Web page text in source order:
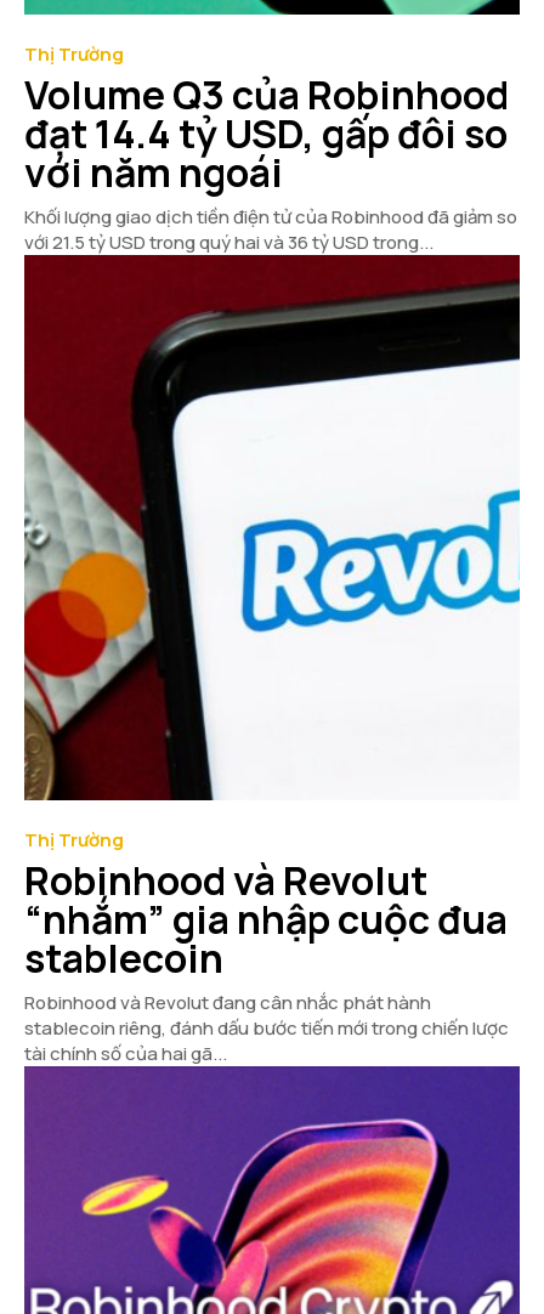
Thị Trường
Volume Q3 của Robinhood
đạt 14.4 tỷ USD, gấp đôi so
với năm ngoái
Khối lượng giao dịch tiền điện tử của Robinhood đã giảm so
với 21.5 tỷ USD trong quý hai và 36 tỷ USD trong...
Thị Trường
Robinhood và Revolut
“nhắm” gia nhập cuộc đua
stablecoin
Robinhood và Revolut đang cân nhắc phát hành
stablecoin riêng, đánh dấu bước tiến mới trong chiến lược
tài chính số của hai gã...